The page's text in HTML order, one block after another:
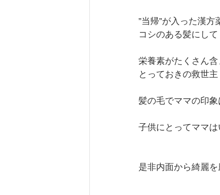
”当帰”が入った漢
コシのある髪にし
栄養素がたくさん
とっておきの救世主
髪の毛でママの印
子供にとってママ
是非内面から綺麗